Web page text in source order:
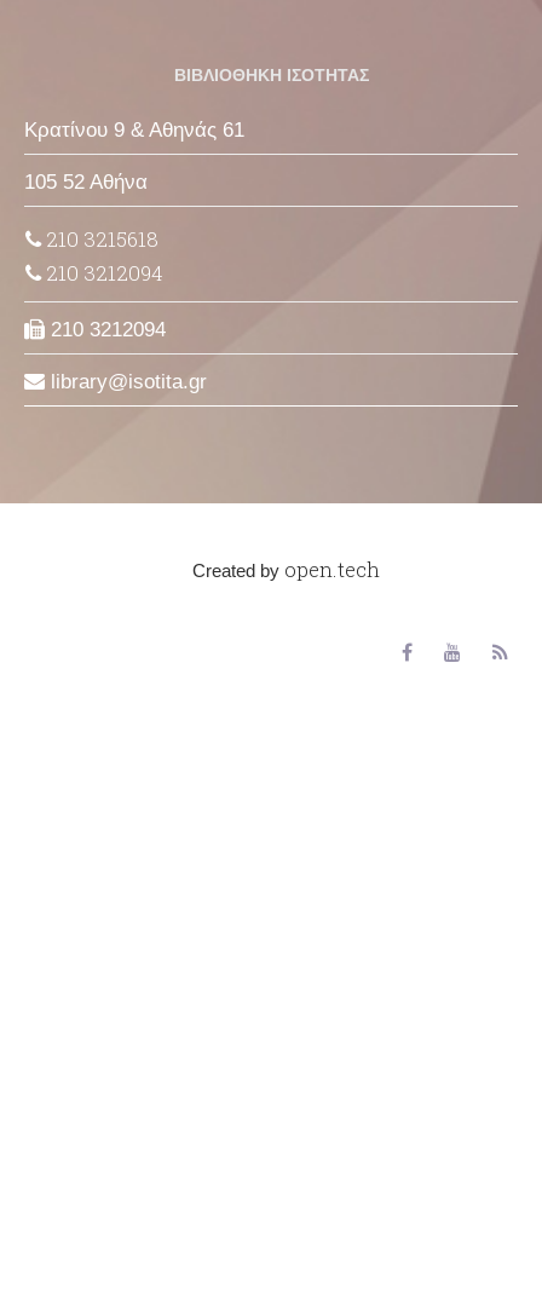
ΒΙΒΛΙΟΘΗΚΗ ΙΣΟΤΗΤΑΣ
Κρατίνου 9 & Αθηνάς 61
105 52 Αθήνα
210 3215618
210 3212094
210 3212094
library isotita gr
Created by open.tech